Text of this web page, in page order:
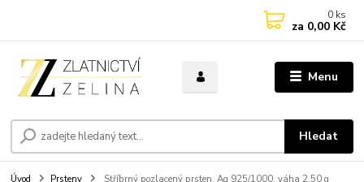
Menu
Hledat
0 ks
za 0,00 Kč
Úvod Prsteny Stříbrný pozlacený prsten, Ag 925/1000, váha 2,50 g